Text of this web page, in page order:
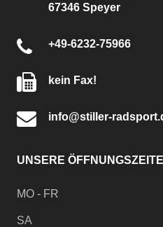
67346 Speyer
+49-6232-75966
kein Fax!
info@stiller-
UNSERE
MO - FR
SA